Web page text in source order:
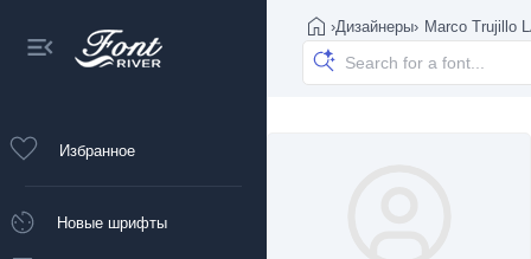
Избранное
Новые шрифты
›Дизайнеры› Marco Trujillo